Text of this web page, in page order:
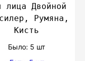
лица Двойной
Румяна,
Кисть
Было: 5 шт